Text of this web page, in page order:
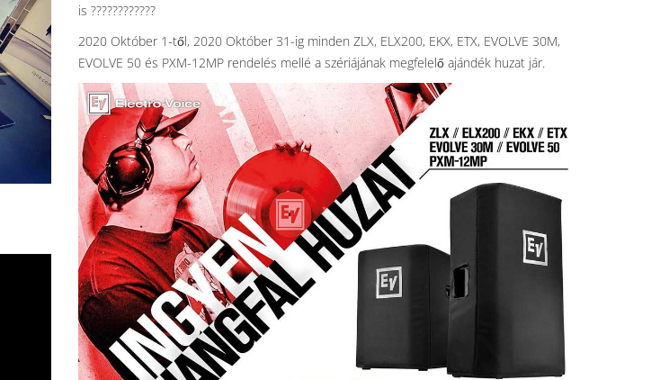
is ????????????
2020 Október 1-től, 2020 Október 31-ig minden ZLX, ELX200, EKX, ETX, EVOLVE 30M,
EVOLVE 50 és PXM-12MP rendelés mellé a szériájának megfelelő ajándék huzat jár.